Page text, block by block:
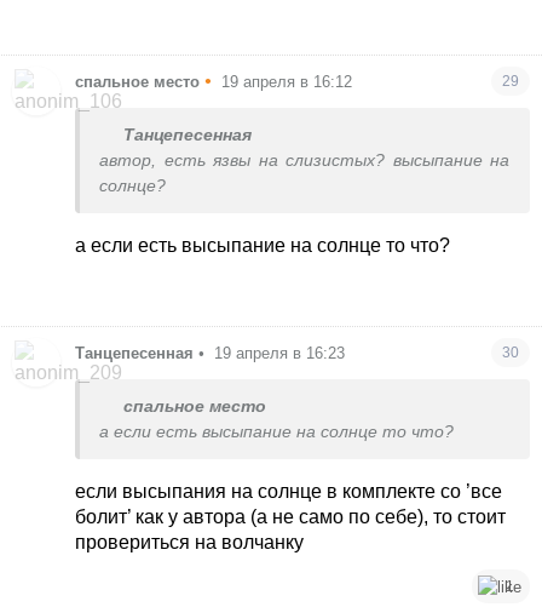
спальное место • 19 апреля в 16:12 29
Танцепесенная
автор, есть язвы на слизистых? высыпание на
солнце?
а если есть высыпание на солнце то что?
Танцепесенная • 19 апреля в 16:23 30
спальное место
а если есть высыпание на солнце то что?
если высыпания на солнце в комплекте со ’все
болит’ как у автора (а не само по себе), то стоит
провериться на волчанку
1